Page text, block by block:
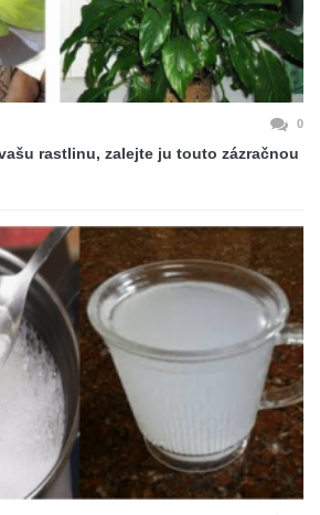
0
rastlinu, zalejte ju touto zázračnou